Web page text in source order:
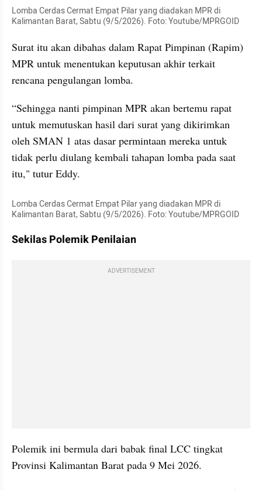
Lomba Cerdas Cermat Empat Pilar yang diadakan MPR di
Kalimantan Barat, Sabtu (9/5/2026). Foto: Youtube/MPRGOID
Surat itu akan dibahas dalam Rapat Pimpinan (Rapim)
MPR untuk menentukan keputusan akhir terkait
rencana pengulangan lomba.
“Sehingga nanti pimpinan MPR akan bertemu rapat
untuk memutuskan hasil dari surat yang dikirimkan
oleh SMAN 1 atas dasar permintaan mereka untuk
tidak perlu diulang kembali tahapan lomba pada saat
itu," tutur Eddy.
Lomba Cerdas Cermat Empat Pilar yang diadakan MPR di
Kalimantan Barat, Sabtu (9/5/2026). Foto: Youtube/MPRGOID
Sekilas Polemik Penilaian
ADVERTISEMENT
Polemik ini bermula dari babak final LCC tingkat
Provinsi Kalimantan Barat pada 9 Mei 2026.